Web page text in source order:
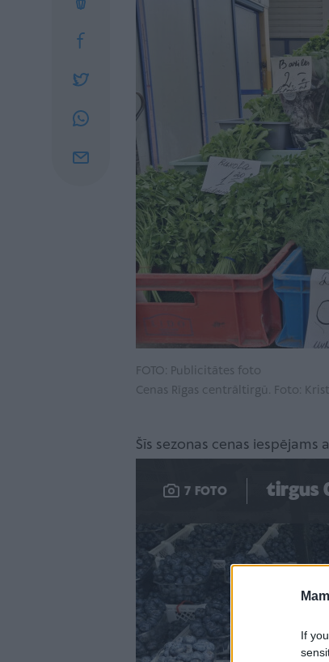
If
FOTO: Publicitātes foto
Cenas Rīgas centrāltirgū. Foto:
Šīs sezonas cenas iespējams
7 FOTO tirgus